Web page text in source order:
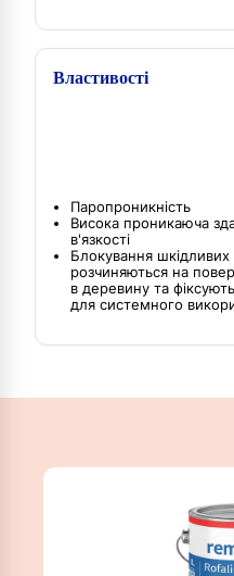
Властивості
Паропроникність
Висока проникаюча
в'язкості
Блокування
розчиняються на
в деревину та
для системного